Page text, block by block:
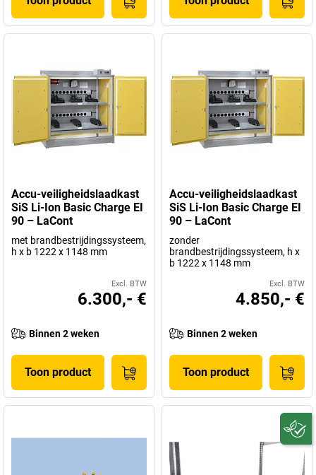
Accu-veiligheidslaadkast
SiS Li-Ion Basic Charge EI
90 – LaCont
met brandbestrijdingssysteem,
h x b 1222 x 1148 mm
Excl. BTW
6.300,- €
Binnen 2 weken
Toon product
Accu-veiligheidslaadkast
SiS Li-Ion Basic Charge EI
90 – LaCont
zonder
brandbestrijdingssysteem, h x
b 1222 x 1148 mm
Excl. BTW
4.850,- €
Binnen 2 weken
Toon product